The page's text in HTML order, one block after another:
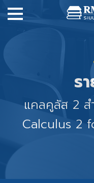
ร
แคลคูลัส 2 ส
Calculus 2